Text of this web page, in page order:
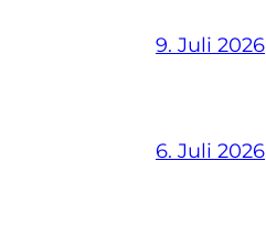
9. Juli 2026
6. Juli 2026